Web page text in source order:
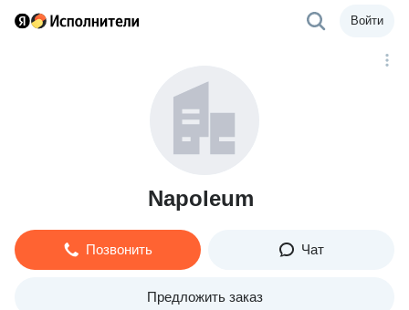
Войти
Napoleum
Позвонить Чат
Предложить заказ